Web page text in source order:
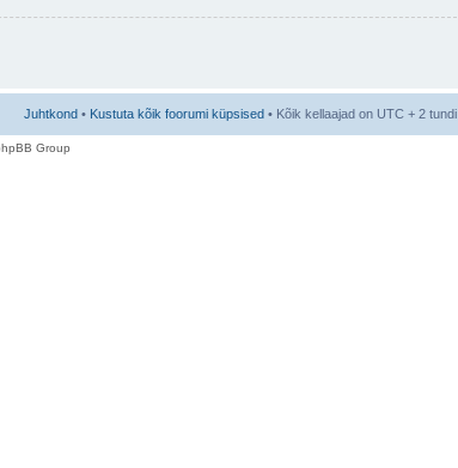
Juhtkond • Kustuta kõik foorumi küpsised • Kõik kellaajad on UTC + 2 tundi
pBB Group